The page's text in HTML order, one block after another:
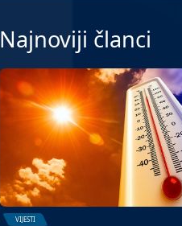
Najnoviji članci
VIJESTI